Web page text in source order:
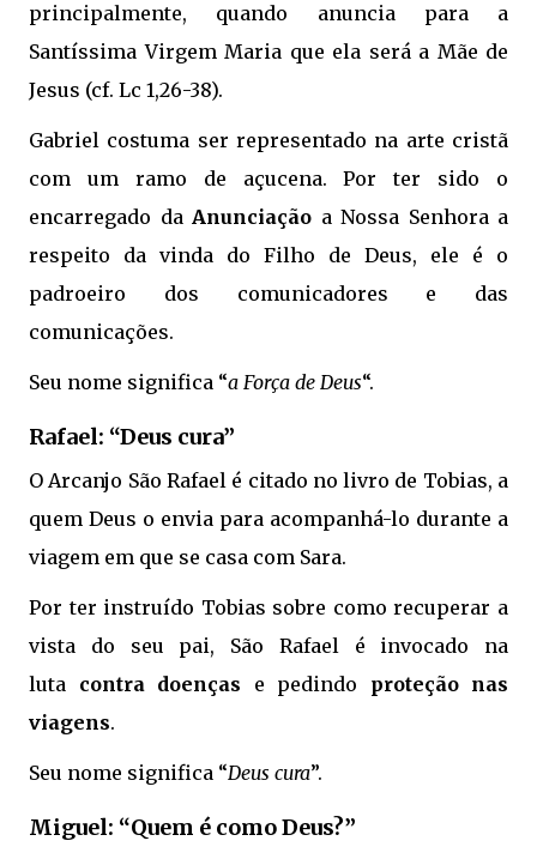
principalmente, quando anuncia para a
Santíssima Virgem Maria que ela será a Mãe de
Jesus (cf. Lc 1,26-38).
Gabriel costuma ser representado na arte cristã
com um ramo de açucena. Por ter sido o
encarregado da Anunciação a Nossa Senhora a
respeito da vinda do Filho de Deus, ele é o
padroeiro dos comunicadores e das
comunicações.
Seu nome significa “a Força de Deus“.
Rafael: “Deus cura”
O Arcanjo São Rafael é citado no livro de Tobias, a
quem Deus o envia para acompanhá-lo durante a
viagem em que se casa com Sara.
Por ter instruído Tobias sobre como recuperar a
vista do seu pai, São Rafael é invocado na
luta contra doenças e pedindo proteção nas
viagens.
Seu nome significa “Deus cura”.
Miguel: “Quem é como Deus?”